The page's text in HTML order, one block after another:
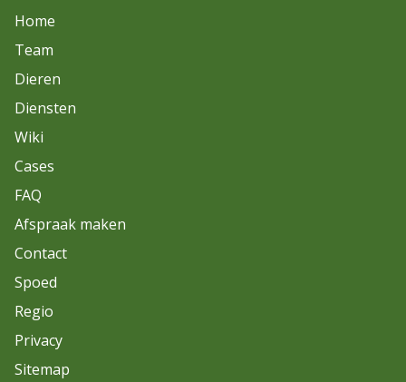
Home
Team
Dieren
Diensten
Wiki
Cases
FAQ
Afspraak maken
Contact
Spoed
Regio
Privacy
Sitemap